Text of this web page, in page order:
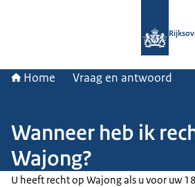
Home Vraag en antwoord
Wanneer heb ik
Wajong?
U heeft recht op Wajong als u voor uw 18